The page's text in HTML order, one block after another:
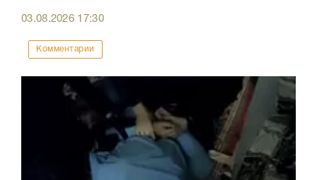
03.08.2026 17:30
Комментарии